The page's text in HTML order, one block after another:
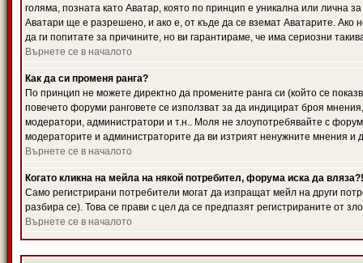
голяма, позната като Аватар, която по принцип е уникална или лична
Аватари ще е разрешено, и ако е, от къде да се вземат Аватарите.
да ги попитате за причините, но ви гарантираме, че има сериозни
Върнете се в началото
Как да си променя ранга?
По принцип не можете директно да промените ранга си (който се
повечето форуми ранговете се използват за да индицират броя
модератори, администратори и т.н.. Моля не злоупотребявайте с
модераторите и администраторите да ви изтрият ненужните мнения и
Върнете се в началото
Когато кликна на мейла на някой потребител, форума иска да вляза?!
Само регистрирани потребители могат да изпращат мейл на други
разбира се). Това се прави с цел да се предпазят регистрираните от
Върнете се в началото